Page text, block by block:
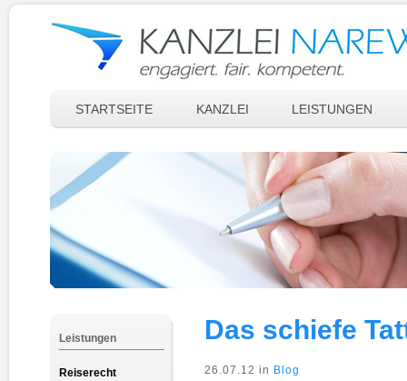
STARTSEITE KANZLEI LEISTUNGEN
Das schiefe
26.07.12 in Blog
Leistungen
Reiserecht